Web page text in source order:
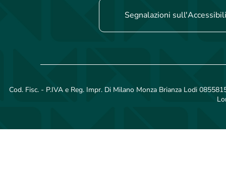
Segnalazioni
Cod. Fisc. - P.IVA e Reg. Impr. Di Milano Monza Brianza Lodi